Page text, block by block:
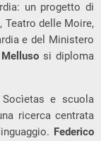
un progetto di
Teatro delle Moire,
e del Ministero
si diploma
e scuola
ricerca centrata
Federico